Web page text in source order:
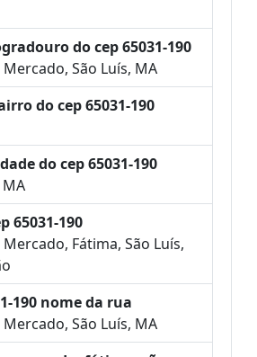
do cep 65031-190
São Luís, MA
do cep 65031-190
do cep 65031-190
MA
65031-190
Fátima, São Luís,
190 nome da rua
São Luís, MA